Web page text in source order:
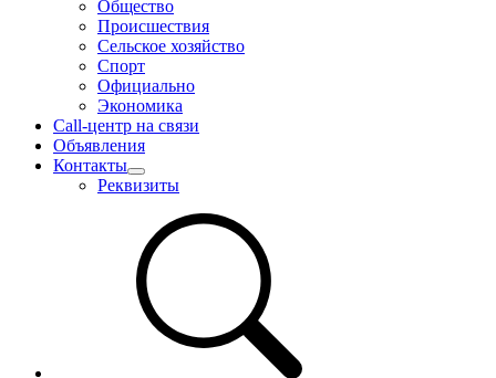
Общество
Происшествия
Сельское хозяйство
Спорт
Официально
Экономика
Call-центр на связи
Объявления
Контакты
Реквизиты